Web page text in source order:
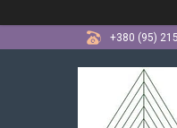
+380 (95)